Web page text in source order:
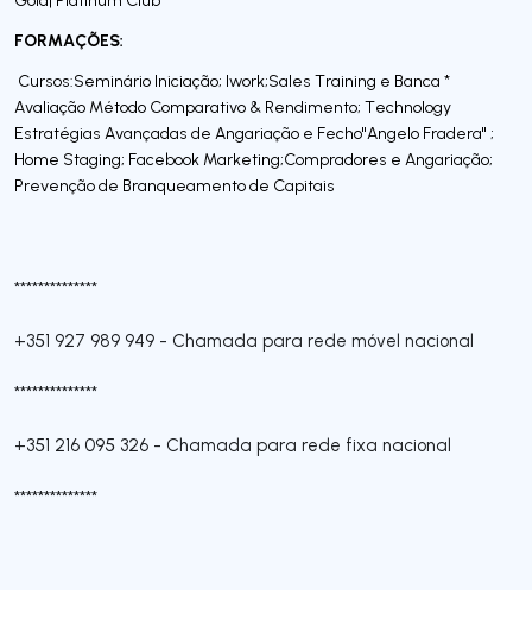
FORMAÇÕES:
Cursos:Seminário Iniciação; Iwork;Sales Training e Banca *
Avaliação Método Comparativo & Rendimento; Technology
Estratégias Avançadas de Angariação e Fecho"Angelo Fradera" ;
Home Staging; Facebook Marketing;Compradores e Angariação;
Prevenção de Branqueamento de Capitais
**************
+351 927 989 949 - Chamada para rede móvel nacional
**************
+351 216 095 326 - Chamada para rede fixa nacional
**************